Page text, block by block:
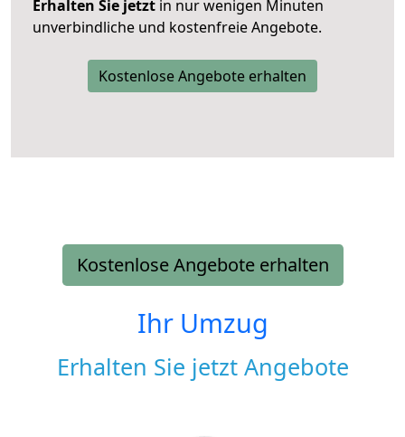
Erhalten Sie jetzt in nur wenigen Minuten
unverbindliche und kostenfreie Angebote.
Kostenlose Angebote erhalten
Kostenlose Angebote erhalten
Ihr Umzug
Erhalten Sie jetzt Angebote